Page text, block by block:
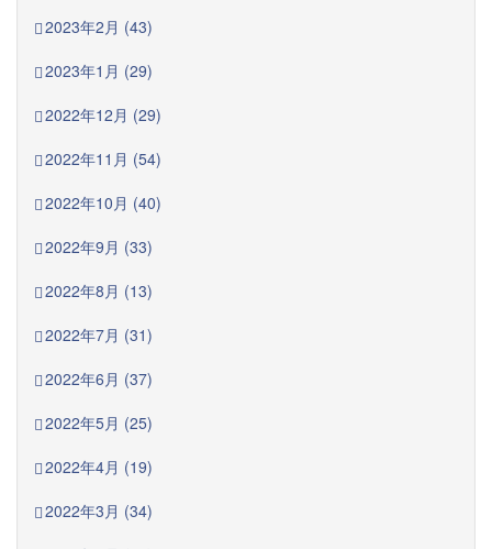
2023年2月 (43)
2023年1月 (29)
2022年12月 (29)
2022年11月 (54)
2022年10月 (40)
2022年9月 (33)
2022年8月 (13)
2022年7月 (31)
2022年6月 (37)
2022年5月 (25)
2022年4月 (19)
2022年3月 (34)